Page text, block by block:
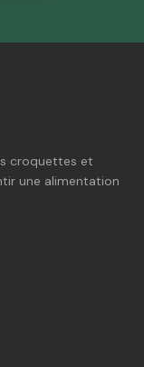
croquettes et
une alimentation